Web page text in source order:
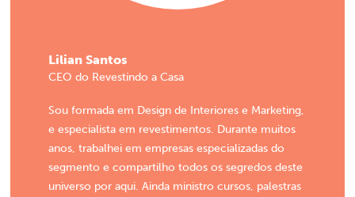
Lilian Santos
CEO do Revestindo a Casa
Sou formada em Design de Interiores e Marketing,
e especialista em revestimentos. Durante muitos
anos, trabalhei em empresas especializadas do
segmento e compartilho todos os segredos deste
universo por aqui. Ainda ministro cursos, palestras